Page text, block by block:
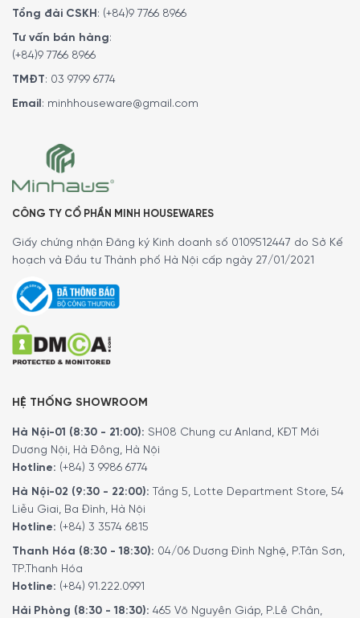
Tổng đài CSKH : (+84)9 7766 8966
Tư vấn bán hàng:
(+84)9 7766 8966
TMĐT: 03 9799 6774
Email : minhhouseware@gmail.com
CÔNG TY CỔ PHẦN MINH HOUSEWARES
Giấy chứng nhận Đăng ký Kinh doanh số 0109512447 do Sở Kế
hoạch và Đầu tư Thành phố Hà Nội cấp ngày 27/01/2021
HỆ THỐNG SHOWROOM
Hà Nội-01 (8:30 - 21:00): SH08 Chung cư Anland, KĐT Mới
Dương Nội, Hà Đông, Hà Nội
Hotline: (+84) 3 9986 6774
Hà Nội-02 (9:30 - 22:00): Tầng 5, Lotte Department Store, 54
Liễu Giai, Ba Đình, Hà Nội
Hotline: (+84) 3 3574 6815
Thanh Hóa (8:30 - 18:30): 04/06 Dương Đình Nghệ, P.Tân Sơn,
TP.Thanh Hóa
Hotline: (+84) 91.222.0991
Hải Phòng (8:30 - 18:30): 465 Võ Nguyên Giáp, P.Lê Chân,